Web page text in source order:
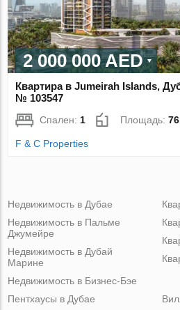
2 000 000 AED
Квартира в Jumeirah Islands,
№ 103547
Спален: 1 Площадь:
F & C Properties
Недвижимость в Дубае
Недвижимость в Пальме
Джумейре
Недвижимость в Дубай
Марине
Недвижимость в Бизнес-Бэе
Пентхаусы в Дубае